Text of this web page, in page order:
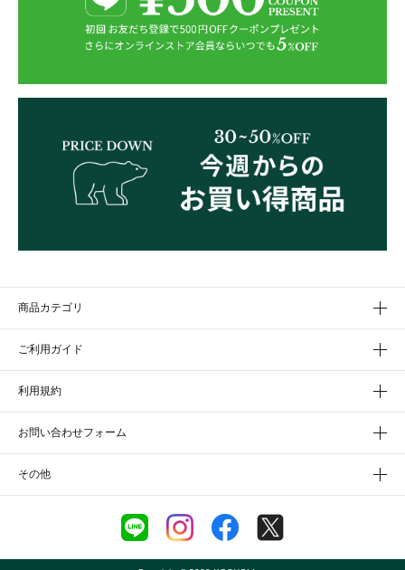
商品カテゴリ
ご利用ガイド
利用規約
お問い合わせフォーム
その他